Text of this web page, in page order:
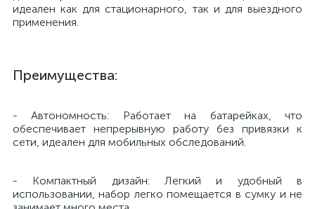
идеален как для стационарного, так и для выездного
применения.
Преимущества:
- Автономность: Работает на батарейках, что
обеспечивает непрерывную работу без привязки к
сети, идеален для мобильных обследований.
- Компактный дизайн: Легкий и удобный в
использовании, набор легко помещается в сумку и не